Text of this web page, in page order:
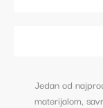
Jedan od
materijalom,